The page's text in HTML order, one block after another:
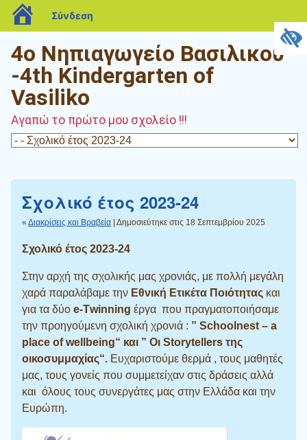
4o Νηπιαγωγείο Βασιλικού
-4th Kindergarten of
Vasiliko
Αγαπώ το πρώτο μου σχολείο !!!
Σχολικό έτος 2023-24
« Διακρίσεις και Βραβεία | Δημοσιεύτηκε στις 18 Σεπτεμβρίου 2025
Σχολικό έτος 2023-24
Στην αρχή της σχολικής μας χρονιάς, με πολλή μεγάλη
χαρά παραλάβαμε την Εθνική Ετικέτα Ποιότητας και
για τα δύο e-Τwinning έργα που πραγματοποιήσαμε
την προηγούμενη σχολική χρονιά : ” Schoolnest – a
place of wellbeing“ και ” Οι Storytellers της
οικοσυμμαχίας“. Ευχαριστούμε θερμά , τους μαθητές
μας, τους γονείς που συμμετείχαν στις δράσεις αλλά
και όλους τους συνεργάτες μας στην Ελλάδα και την
Ευρώπη.
blogs.sch.gr
Σύνδεση